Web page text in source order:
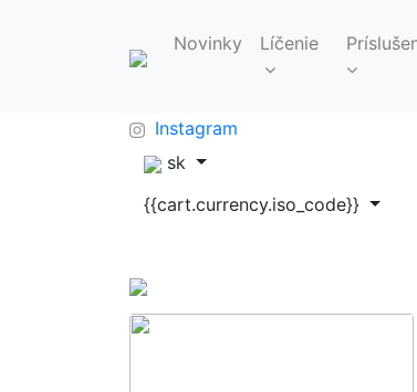
Novinky
Líčenie
FAQ
info@makeupbag.sk
Instagram
sk
{{cart.currency.iso_code}}